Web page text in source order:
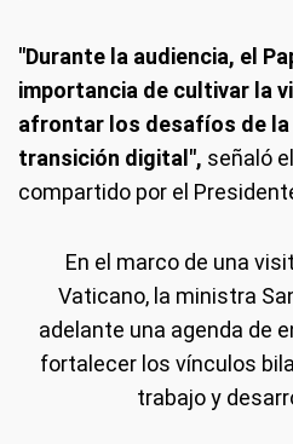
"Durante la audiencia, el
importancia de cultivar la
afrontar los desafíos de la
transición digital", señaló
compartido por el
En el marco de una
Vaticano, la ministra
adelante una agenda de
fortalecer los vínculos
trabajo y